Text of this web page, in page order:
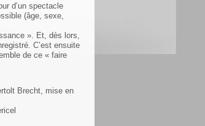
d’un spectacle
(âge, sexe,
». Et, dès lors,
C’est ensuite
de ce « faire
Brecht, mise en